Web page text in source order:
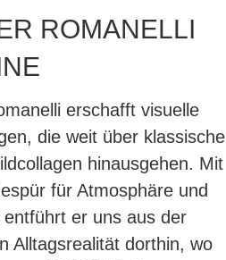
ROMANELLI
erschafft visuelle
die weit über klassische
hinausgehen. Mit
für Atmosphäre und
entführt er uns aus der
Alltagsrealität dorthin, wo